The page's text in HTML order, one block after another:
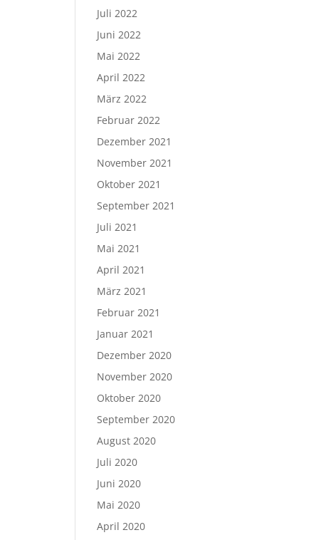
Juli 2022
Juni 2022
Mai 2022
April 2022
März 2022
Februar 2022
Dezember 2021
November 2021
Oktober 2021
September 2021
Juli 2021
Mai 2021
April 2021
März 2021
Februar 2021
Januar 2021
Dezember 2020
November 2020
Oktober 2020
September 2020
August 2020
Juli 2020
Juni 2020
Mai 2020
April 2020